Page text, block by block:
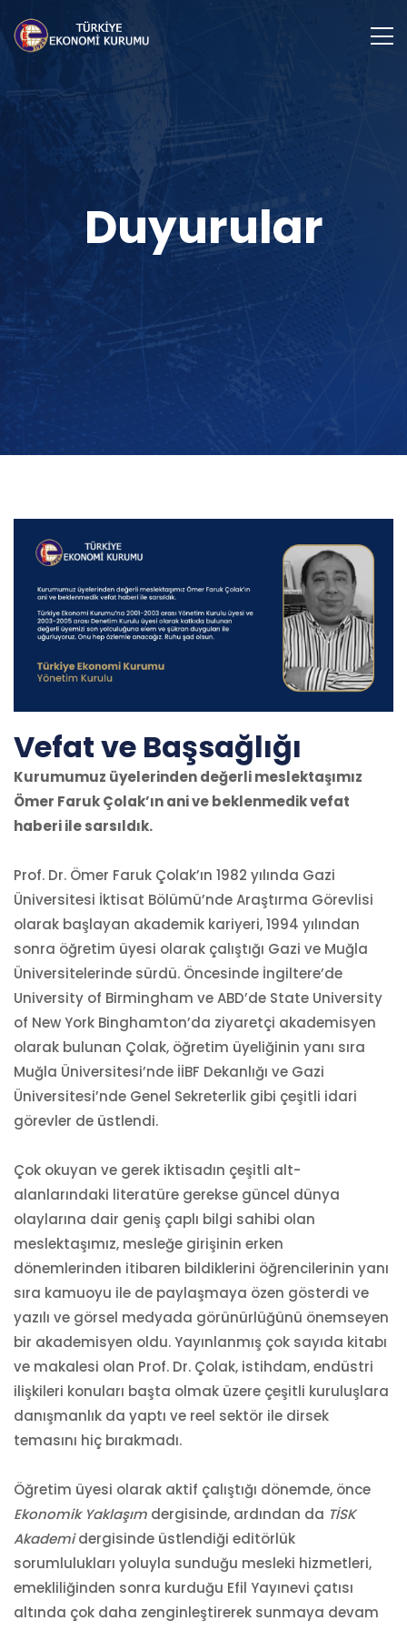
Duyurular
Vefat ve Başsağlığı
Kurumumuz üyelerinden değerli meslektaşımız
Ömer Faruk Çolak’ın ani ve beklenmedik vefat
haberi ile sarsıldık.
Prof. Dr. Ömer Faruk Çolak’ın 1982 yılında Gazi
Üniversitesi İktisat Bölümü’nde Araştırma Görevlisi
olarak başlayan akademik kariyeri, 1994 yılından
sonra öğretim üyesi olarak çalıştığı Gazi ve Muğla
Üniversitelerinde sürdü. Öncesinde İngiltere’de
University of Birmingham ve ABD’de State University
of New York Binghamton’da ziyaretçi akademisyen
olarak bulunan Çolak, öğretim üyeliğinin yanı sıra
Muğla Üniversitesi’nde İİBF Dekanlığı ve Gazi
Üniversitesi’nde Genel Sekreterlik gibi çeşitli idari
görevler de üstlendi.
Çok okuyan ve gerek iktisadın çeşitli alt-
alanlarındaki literatüre gerekse güncel dünya
olaylarına dair geniş çaplı bilgi sahibi olan
meslektaşımız, mesleğe girişinin erken
dönemlerinden itibaren bildiklerini öğrencilerinin yanı
sıra kamuoyu ile de paylaşmaya özen gösterdi ve
yazılı ve görsel medyada görünürlüğünü önemseyen
bir akademisyen oldu. Yayınlanmış çok sayıda kitabı
ve makalesi olan Prof. Dr. Çolak, istihdam, endüstri
ilişkileri konuları başta olmak üzere çeşitli kuruluşlara
danışmanlık da yaptı ve reel sektör ile dirsek
temasını hiç bırakmadı.
Öğretim üyesi olarak aktif çalıştığı dönemde, önce
Ekonomik Yaklaşım dergisinde, ardından da TİSK
Akademidergisinde üstlendiği editörlük
sorumlulukları yoluyla sunduğu mesleki hizmetleri,
emekliliğinden sonra kurduğu Efil Yayınevi çatısı
altında çok daha zenginleştirerek sunmaya devam